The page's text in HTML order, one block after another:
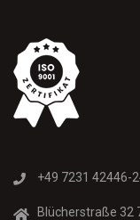
+49 7231 42446-
Blücherstraße 32